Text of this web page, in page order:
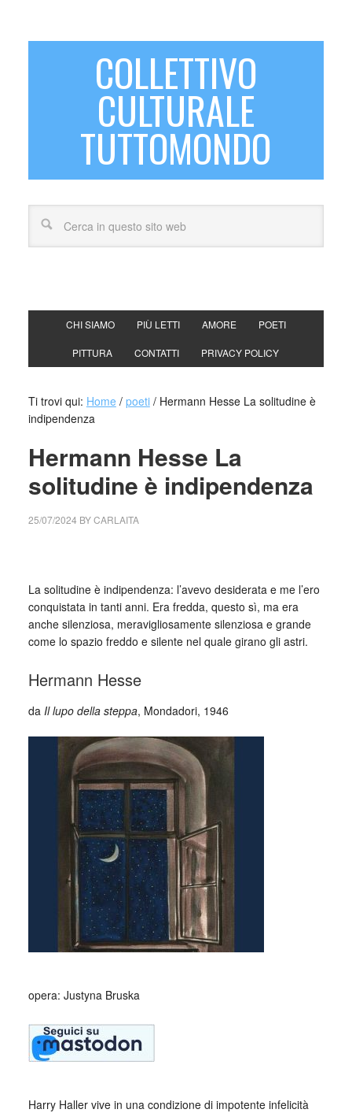
COLLETTIVO
CULTURALE
TUTTOMONDO
CHI SIAMO PIÙ LETTI AMORE POETI
PITTURA CONTATTI PRIVACY POLICY
Ti trovi qui: Home / poeti /Hermann Hesse La solitudine è
indipendenza
Hermann Hesse La
solitudine è indipendenza
25/07/2024 BYCARLAITA
La solitudine è indipendenza: l’avevo desiderata e me l’ero
conquistata in tanti anni. Era fredda, questo sì, ma era
anche silenziosa, meravigliosamente silenziosa e grande
come lo spazio freddo e silente nel quale girano gli astri.
Hermann Hesse
da Il lupo della steppa, Mondadori, 1946
opera: Justyna Bruska
Harry Haller vive in una condizione di impotente infelicità